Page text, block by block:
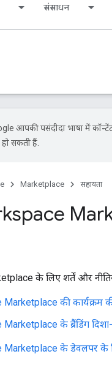
संसाधन
आपकी पसंदीदा भाषा में
सकती हैं.
Marketplace सहायता
के लिए शर्तें और
की कार्यक्रम
के ब्रैंडिंग दिशा-
Marketplace के डेवलपर के